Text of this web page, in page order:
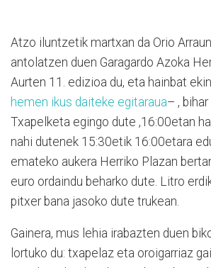
Atzo iluntzetik martxan da Orio
antolatzen duen Garagardo Azoka
Aurten 11. edizioa du, eta hainbat
hemen ikus daiteke egitaraua– ,
Txapelketa egingo dute ,16:00etan
nahi dutenek 15:30etik 16:00etara
emateko aukera Herriko Plazan
euro ordaindu beharko dute. Litro
pitxer bana jasoko dute trukean.
Gainera, mus lehia irabazten duen
lortuko du: txapelaz eta oroigarriaz